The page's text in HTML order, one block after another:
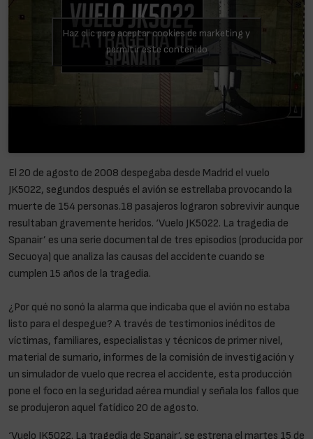
Haz clic para aceptar cookies de marketing y
permitir este contenido
El 20 de agosto de 2008 despegaba desde Madrid el vuelo
JK5022, segundos después el avión se estrellaba provocando la
muerte de 154 personas.18 pasajeros lograron sobrevivir aunque
resultaban gravemente heridos. ‘Vuelo JK5022. La tragedia de
Spanair’ es una serie documental de tres episodios (producida por
Secuoya) que analiza las causas del accidente cuando se
cumplen 15 años de la tragedia.
¿Por qué no sonó la alarma que indicaba que el avión no estaba
listo para el despegue? A través de testimonios inéditos de
víctimas, familiares, especialistas y técnicos de primer nivel,
material de sumario, informes de la comisión de investigación y
un simulador de vuelo que recrea el accidente, esta producción
pone el foco en la seguridad aérea mundial y señala los fallos que
se produjeron aquel fatídico 20 de agosto.
‘Vuelo JK5022. La tragedia de Spanair’, se estrena el martes 15 de